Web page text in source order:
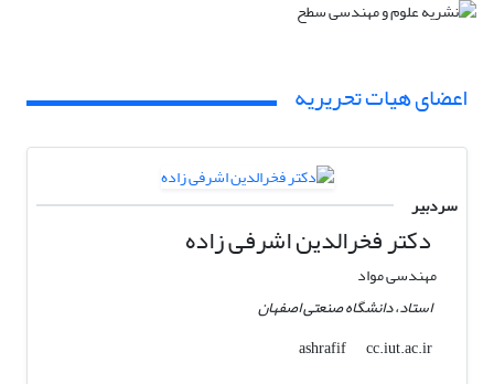
اعضای هیات تحریریه
سردبیر
دکتر فخرالدین اشرفی زاده
مهندسی مواد
استاد، دانشگاه صنعتی اصفهان
ashrafif
cc.iut.ac.ir